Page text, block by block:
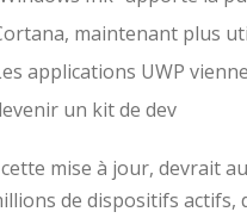
maintenant plus
applications UWP
un kit de dev
mise à jour, devrait
de dispositifs actifs,